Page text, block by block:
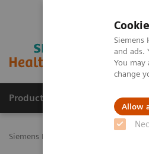
Siemens
and ads.
You may
change
Allow
Productos y servicios
Siemens Healthineers Latinoamérica